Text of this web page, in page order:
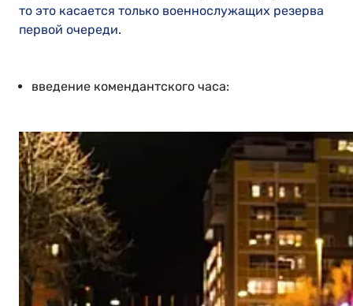
то это касается только военнослужащих резерва
первой очереди.
введение комендантского часа: